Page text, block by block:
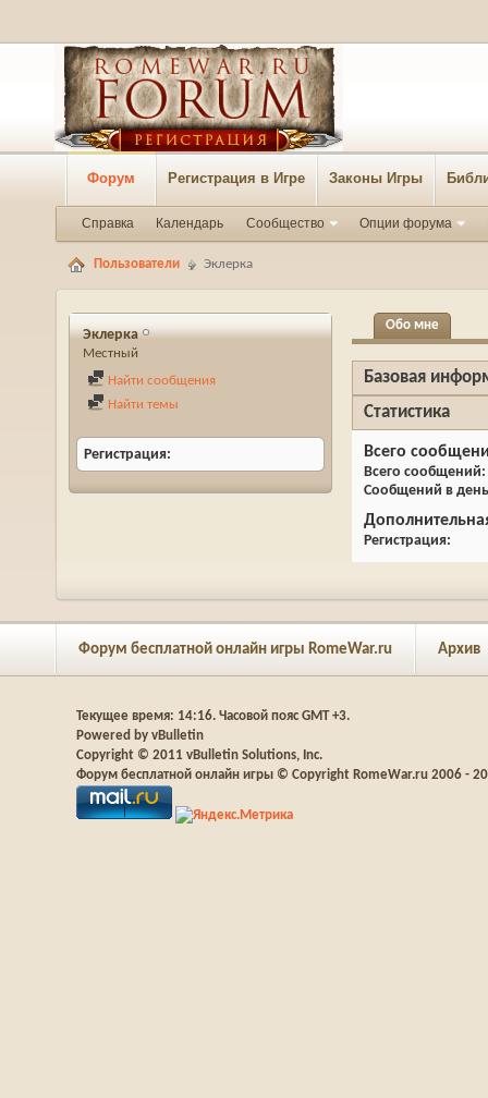
Форум Регистрация в Игре Законы Игры
Справка Календарь Сообщество Опции форума
Пользователи Эклерка
Эклерка
Местный
Найти сообщения
Найти темы
Регистрация
Обо мне
Базовая
Статистика
Всего
Всего сообщений
Сообщений в день
Регистрация
Форум бесплатной онлайн игры RomeWar.ru Архив
Текущее время: 14:16. Часовой пояс GMT +3.
Powered by vBulletin
Copyright © 2011 vBulletin Solutions, Inc.
Форум бесплатной онлайн игры © Copyright RomeWar.ru 2006 -